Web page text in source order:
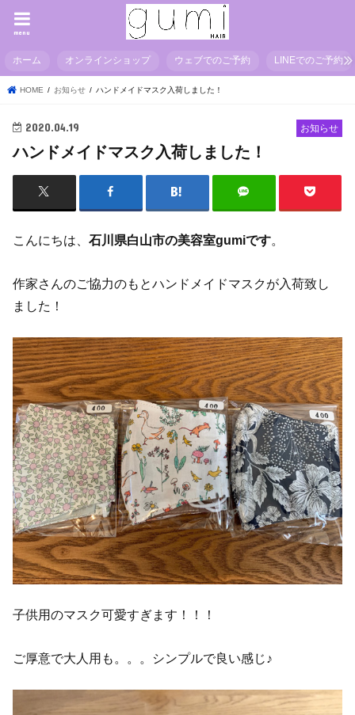
menu
ホーム オンラインショップ ウェブでのご予約 LINEでのご予約
HOME お知らせ ハンドメイドマスク入荷しました！
お知らせ
2020.04.19
ハンドメイドマスク入荷しました！
こんにちは、石川県白山市の美容室gumiです。
作家さんのご協力のもとハンドメイドマスクが入荷致し
ました！
子供用のマスク可愛すぎます！！！
ご厚意で大人用も。。。シンプルで良い感じ♪